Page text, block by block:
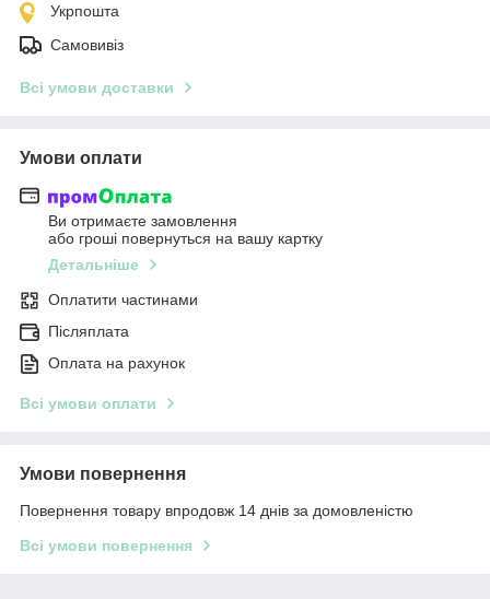
Укрпошта
Самовивіз
Всі умови доставки
Умови оплати
Ви отримаєте замовлення
або гроші повернуться на вашу картку
Детальніше
Оплатити частинами
Післяплата
Оплата на рахунок
Всі умови оплати
Умови повернення
Повернення товару впродовж 14 днів за домовленістю
Всі умови повернення